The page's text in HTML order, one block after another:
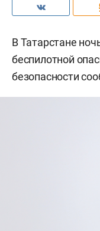
В Татарстане
беспилотной
безопасности